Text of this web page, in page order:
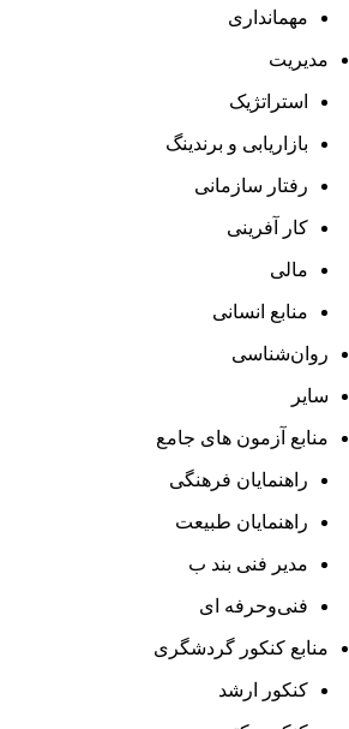
مهمانداری
مدیریت
استراتژیک
بازاریابی و برندینگ
رفتار سازمانی
کار آفرینی
مالی
منابع انسانی
روان‌شناسی
سایر
منابع آزمون های جامع
راهنمایان فرهنگی
راهنمایان طبیعت
مدیر فنی بند ب
فنی‌وحرفه‌ ای
منابع کنکور گردشگری
کنکور ارشد